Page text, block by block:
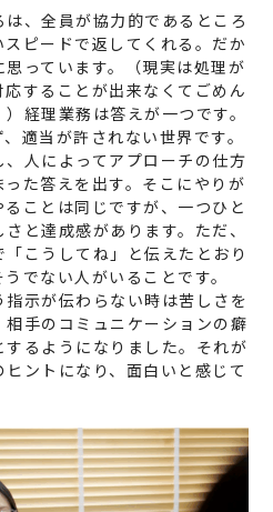
、全員が協力的であるところ
ピードで返してくれる。だか
っています。（現実は処理が
することが出来なくてごめん
経理業務は答えが一つです。
適当が許されない世界です。
人によってアプローチの仕方
た答えを出す。そこにやりが
ことは同じですが、一つひと
と達成感があります。ただ、
こうしてね」と伝えたとおり
でない人がいることです。
指示が伝わらない時は苦しさを
手のコミュニケーションの癖
るようになりました。それが
ントになり、面白いと感じて